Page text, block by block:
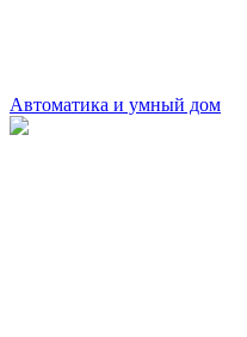
Автоматика и умный дом